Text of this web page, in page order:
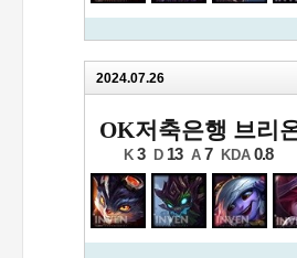
2024.07.26
OK저축은행 브리
K 3 D 13 A 7 KDA 0.8